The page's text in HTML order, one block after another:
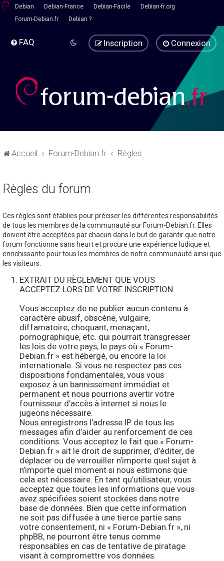
Debian Debian-France Debian-Facile
Debian-fr.org
Forum-Debian.fr
Debian ?
FAQ Connexion
Inscription
Accueil Forum-Debian.fr Règles
Règles du forum
Ces règles sont établies pour préciser les différentes responsabilités
de tous les membres de la communauté sur Forum-Debian.fr. Elles
doivent être acceptées par chacun dans le but de garantir que notre
forum fonctionne sans heurt et procure une expérience ludique et
enrichissante pour tous les membres de notre communauté ainsi que
les visiteurs.
EXTRAIT DU RÈGLEMENT QUE VOUS
ACCEPTEZ LORS DE VOTRE INSCRIPTION
Vous acceptez de ne publier aucun contenu à
caractère abusif, obscène, vulgaire,
diffamatoire, choquant, menaçant,
pornographique, etc. qui pourrait transgresser
les lois de votre pays, le pays où « Forum-
Debian.fr » est hébergé, ou encore la loi
internationale. Si vous ne respectez pas ces
dispositions fondamentales, vous vous
exposez à un bannissement immédiat et
permanent et nous pourrions avertir votre
fournisseur d’accès à internet si nous le
jugeons nécessaire.
Nous enregistrons l’adresse IP de tous les
messages afin d’aider au renforcement de ces
conditions. Vous acceptez le fait que « Forum-
Debian.fr » ait le droit de supprimer, d’éditer, de
déplacer ou de verrouiller n’importe quel sujet à
n’importe quel moment si nous estimons que
cela est nécessaire. En tant qu’utilisateur, vous
acceptez que toutes les informations que vous
avez spécifiées soient stockées dans notre
base de données. Bien que cette information
ne soit pas diffusée à une tierce partie sans
votre consentement, ni « Forum-Debian.fr », ni
phpBB, ne pourront être tenus comme
responsables en cas de tentative de piratage
visant à compromettre vos données.